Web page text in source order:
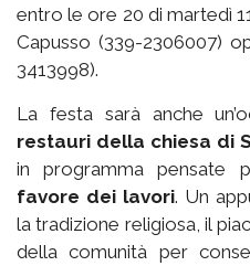
entro le ore 20 di martedì
Capusso (339-2306007)
3413998).
La festa sarà anche
restauri della chiesa di
in programma pensate
favore dei lavori. Un
la tradizione religiosa, il
della comunità per